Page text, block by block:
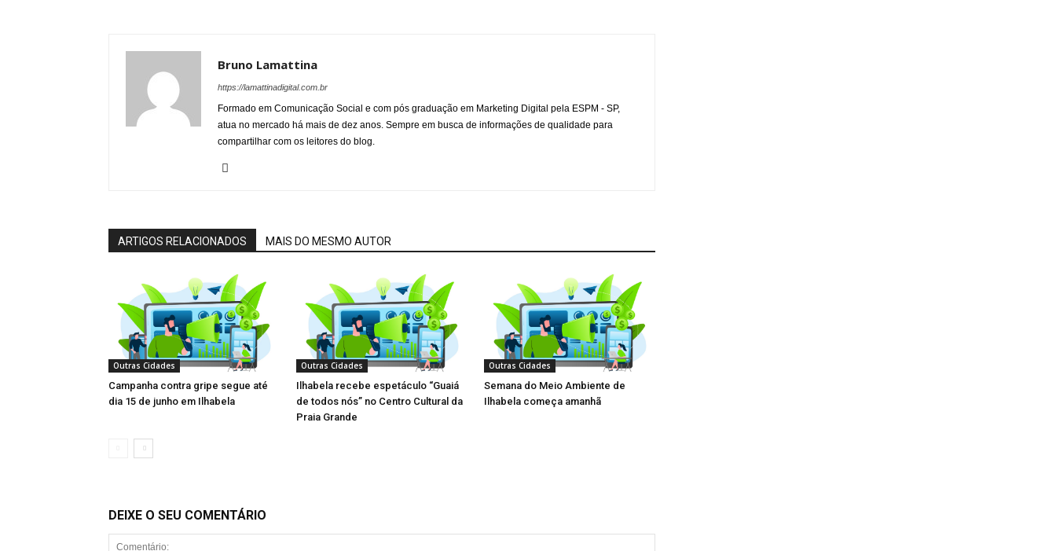
Bruno Lamattina
https://lamattinadigital.com.br
Formado em Comunicação Social e com pós graduação em Marketing Digital pela ESPM - SP,
atua no mercado há mais de dez anos. Sempre em busca de informações de qualidade para
compartilhar com os leitores do blog.
ARTIGOS RELACIONADOS MAIS DO MESMO AUTOR
Outras Cidades
Campanha contra gripe segue até
dia 15 de junho em Ilhabela
Outras Cidades
Ilhabela recebe espetáculo “Guaiá
de todos nós” no Centro Cultural da
Praia Grande
Outras Cidades
Semana do Meio Ambiente de
Ilhabela começa amanhã
DEIXE O SEU COMENTÁRIO